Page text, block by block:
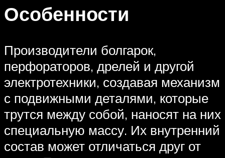
Особенности
Производители болгарок,
перфораторов, дрелей и другой
электротехники, создавая механизм
с подвижными деталями, которые
трутся между собой, наносят на них
специальную массу. Их внутренний
состав может отличаться друг от